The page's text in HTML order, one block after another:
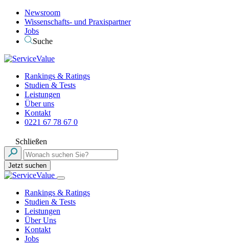
Newsroom
Wissenschafts- und Praxispartner
Jobs
Suche
Rankings & Ratings
Studien & Tests
Leistungen
Über uns
Kontakt
0221 67 78 67 0
Schließen
Jetzt suchen
Rankings & Ratings
Studien & Tests
Leistungen
Über Uns
Kontakt
Jobs